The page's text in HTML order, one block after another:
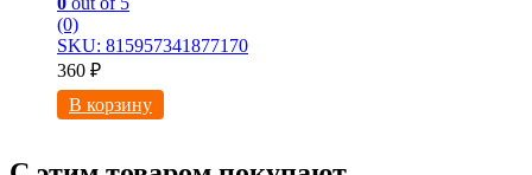
(0)
SKU: 815957341877170
360 ₽
В корзину